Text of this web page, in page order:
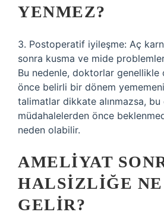
YENMEZ?
3. Postoperatif iyileşme: Aç
sonra kusma ve mide problemleri
Bu nedenle, doktorlar genellikle
önce belirli bir dönem
talimatlar dikkate alınmazsa, bu
müdahalelerden önce
neden olabilir.
AMELIYAT
HALSIZLIĞE
GELIR?